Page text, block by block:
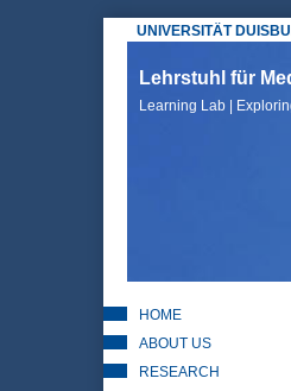
UNIVERSITÄT
Hauptmenü
Lehrstuhl für
Learning Lab |
HOME
ABOUT US
RESEARCH